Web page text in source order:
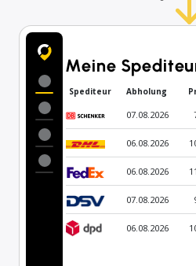
Meine
Spediteur Abholung
07.08.2026
06.08.2026
06.08.2026
07.08.2026
06.08.2026